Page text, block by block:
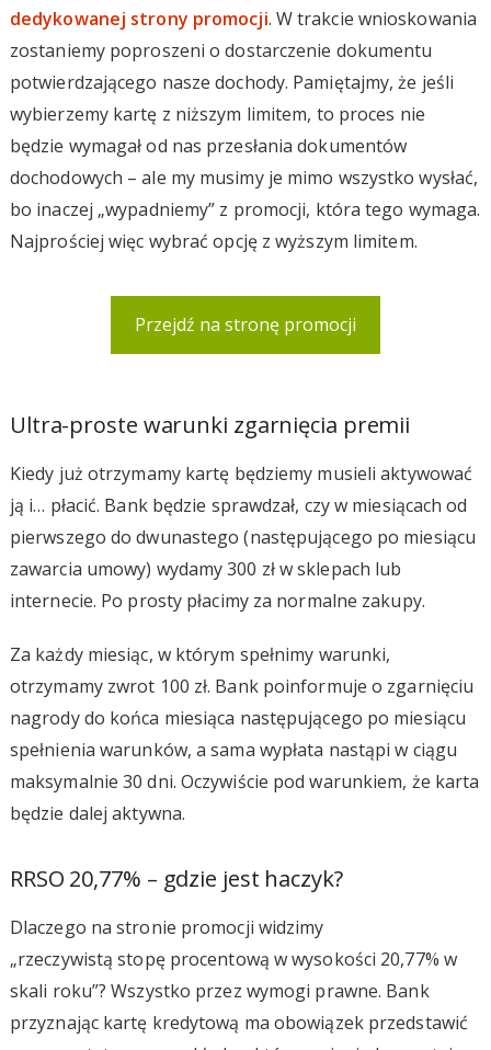
dedykowanej strony promocji. W trakcie wnioskowania
zostaniemy poproszeni o dostarczenie dokumentu
potwierdzającego nasze dochody. Pamiętajmy, że jeśli
wybierzemy kartę z niższym limitem, to proces nie
będzie wymagał od nas przesłania dokumentów
dochodowych – ale my musimy je mimo wszystko wysłać,
bo inaczej „wypadniemy” z promocji, która tego wymaga.
Najprościej więc wybrać opcję z wyższym limitem.
Przejdź na stronę promocji
Ultra-proste warunki zgarnięcia premii
Kiedy już otrzymamy kartę będziemy musieli aktywować
ją i… płacić. Bank będzie sprawdzał, czy w miesiącach od
pierwszego do dwunastego (następującego po miesiącu
zawarcia umowy) wydamy 300 zł w sklepach lub
internecie. Po prosty płacimy za normalne zakupy.
Za każdy miesiąc, w którym spełnimy warunki,
otrzymamy zwrot 100 zł. Bank poinformuje o zgarnięciu
nagrody do końca miesiąca następującego po miesiącu
spełnienia warunków, a sama wypłata nastąpi w ciągu
maksymalnie 30 dni. Oczywiście pod warunkiem, że karta
będzie dalej aktywna.
RRSO 20,77% – gdzie jest haczyk?
Dlaczego na stronie promocji widzimy
„rzeczywistą stopę procentową w wysokości 20,77% w
skali roku”? Wszystko przez wymogi prawne. Bank
przyznając kartę kredytową ma obowiązek przedstawić